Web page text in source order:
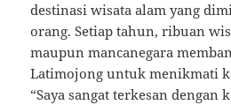
destinasi wisata alam yang
orang. Setiap tahun, ribuan
maupun mancanegara
Latimojong untuk menikmati
“Saya sangat terkesan dengan